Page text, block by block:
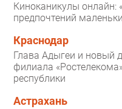
Киноканикулы онлайн:
предпочтений
Краснодар
Глава Адыгеи и новый
филиала
республики
Астрахань